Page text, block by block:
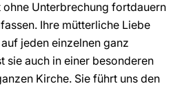
Unterbrechung fortdauern
Ihre mütterliche Liebe
jeden einzelnen ganz
sie auch in einer besonderen
Kirche. Sie führt uns den